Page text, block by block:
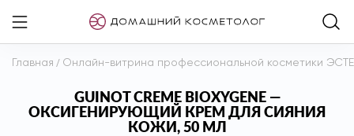
Главная / Онлайн-витрина профессиональной косметики
GUINOT CREME BIOXYGENE —
ОКСИГЕНИРУЮЩИЙ КРЕМ ДЛЯ СИЯНИЯ
КОЖИ, 50 МЛ